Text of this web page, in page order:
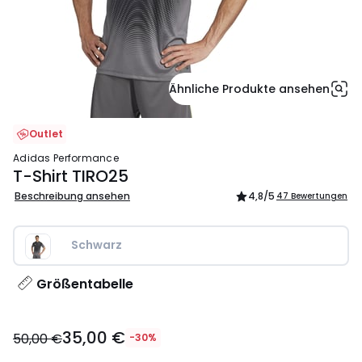
Ähnliche Produkte ansehen
Outlet
adidas Performance
T-Shirt TIRO25
Beschreibung ansehen 4,8/5 47 Bewertungen
Schwarz
Größentabelle
€
50,00 €35,00 € -30%